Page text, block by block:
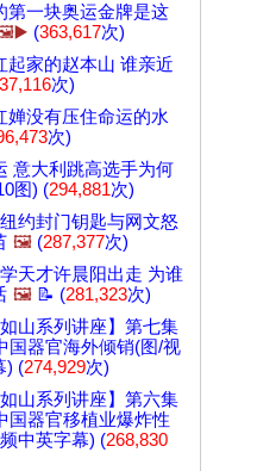
第一块奥运金牌是这
(363,617次)
起家的赵本山 谁亲近
次)
婵没有压住命运的水
次)
意大利跳高选手为何
图) (294,881次)
约封门钥匙与网文怒
🖼️ (287,377次)
天才许晨阳出走 为谁
🖼️ 📝 (281,323次)
山系列讲座】第七集
国器官海外倾销(图/视
) (274,929次)
山系列讲座】第六集
国器官移植业爆炸性
中英字幕) (268,830